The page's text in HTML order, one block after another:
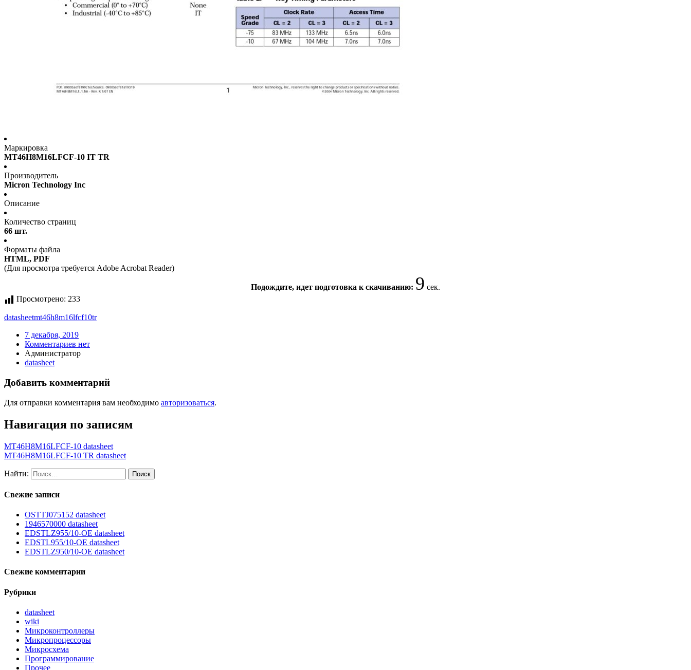
Маркировка
MT46H8M16LFCF-10 IT TR
Производитель
Micron Technology Inc
Описание
Количество страниц
66 шт.
Форматы файла
HTML, PDF
(Для просмотра требуется Adobe Acrobat Reader)
Подождите, идет подготовка к скачиванию: 9 сек.
Просмотрено: 233
datasheetmt46h8m16lfcf10tr
7 декабря, 2019
Комментариев нет
Администратор
datasheet
Добавить комментарий
Для отправки комментария вам необходимо авторизоваться.
Навигация по записям
MT46H8M16LFCF-10 datasheet
MT46H8M16LFCF-10 TR datasheet
Найти:
Свежие записи
OSTTJ075152 datasheet
1946570000 datasheet
EDSTLZ955/10-OE datasheet
EDSTL955/10-OE datasheet
EDSTLZ950/10-OE datasheet
Свежие комментарии
Рубрики
datasheet
wiki
Микроконтроллеры
Микропроцессоры
Микросхема
Программирование
Прочее